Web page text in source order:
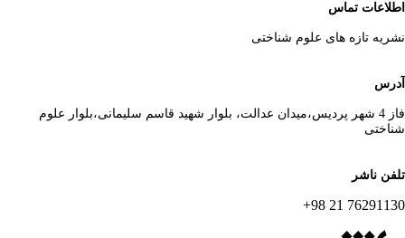
تماس
تازه های علوم شناختی
فاز 4 شهر پردیس،میدان عدالت، بلوار شهید قاسم سلیمانی،بلوار علوم
ناشر
76291130 21